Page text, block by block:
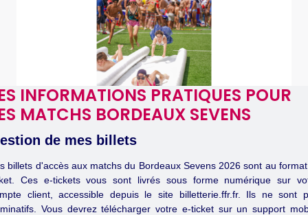
INFORMATIONS PRATIQUES POUR
MATCHS BORDEAUX SEVENS
de mes billets
billets d'accès aux matchs du Bordeaux Sevens 2026 sont au
Ces e-tickets vous sont livrés sous forme numérique sur
client, accessible depuis le site billetterie.ffr.fr. Ils ne sont
Vous devrez télécharger votre e-ticket sur un support